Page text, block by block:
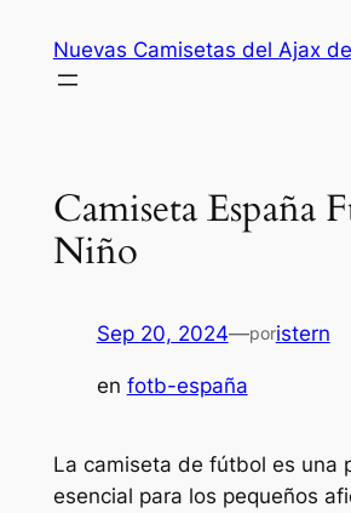
contenido
Nuevas Camisetas del Ajax
Camiseta España
Niño
Sep 20, 2024—poristern
en fotb-españa
La camiseta de fútbol es una
esencial para los pequeños